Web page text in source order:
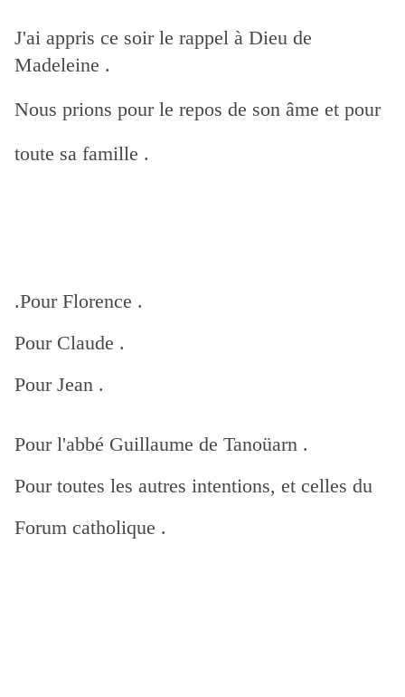
J'ai appris ce soir le rappel à Dieu de
Madeleine .
Nous prions pour le repos de son âme et pour
toute sa famille .
.Pour Florence .
Pour Claude .
Pour Jean .
Pour l'abbé Guillaume de Tanoüarn .
Pour toutes les autres intentions, et celles du
Forum catholique .